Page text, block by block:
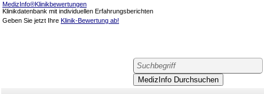
MedizInfo®Klinikbewertungen
Klinikdatenbank mit individuellen Erfahrungsberichten
Geben Sie jetzt Ihre Klinik-Bewertung ab!